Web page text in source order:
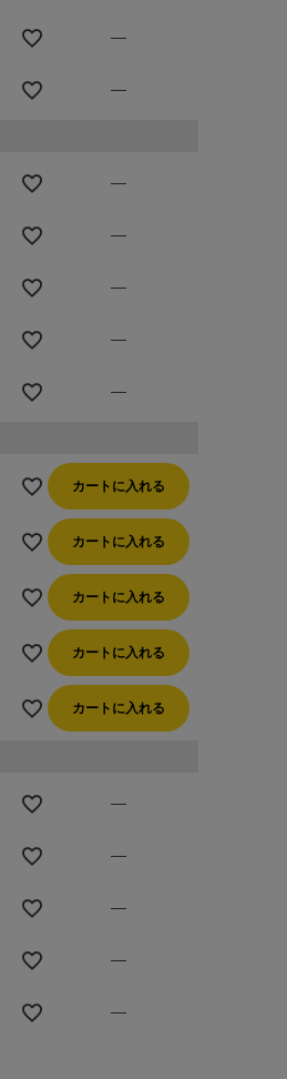
—
—
—
—
—
—
—
カートに入れる
カートに入れる
カートに入れる
カートに入れる
カートに入れる
—
—
—
—
—